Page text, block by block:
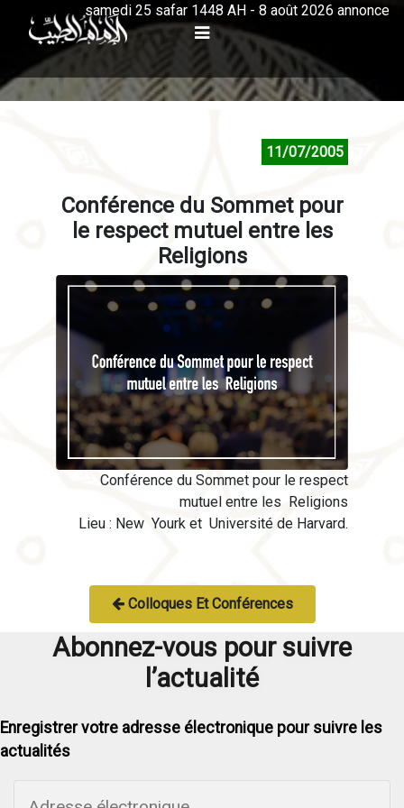
samedi 25 safar 1448 AH - 8 août 2026 annonce
11/07/2005
Conférence du Sommet pour
le respect mutuel entre les
Religions
Conférence du Sommet pour le respect
mutuel entre les Religions
Lieu : New Yourk et Université de Harvard.
Colloques Et Conférences
Abonnez-vous pour suivre
l’actualité
Enregistrer votre adresse électronique pour suivre les
actualités